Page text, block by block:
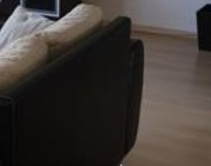
kost het om te reageren op een Kamer in Den Haag?
Wat is de privacyverklaring van KamerDenHaag?
KamerDenHaag makelaarsvergoeding/bemiddelingsvergoeding?
veelgestelde vragen